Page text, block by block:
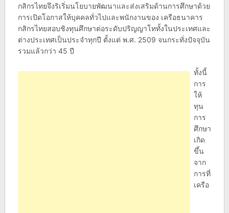
กสิกรไทยจึงริเริ่มนโยบายพัฒนาและส่งเสริมด้านการศึกษาด้วย
การเปิดโอกาสให้บุคคลทั่วไปและพนักงานของ เครือธนาคาร
กสิกรไทยสอบชิงทุนศึกษาต่อระดับปริญญาโททั้งในประเทศและ
ต่างประเทศเป็นประจำทุกปี ตั้งแต่ พ.ศ. 2509 จนกระทั่งปัจจุบัน
รวมแล้วกว่า 45 ปี
ทั้งนี้
การ
ให้
ทุน
การ
ศึกษา
เกิด
ขึ้น
จาก
การที่
เครือ